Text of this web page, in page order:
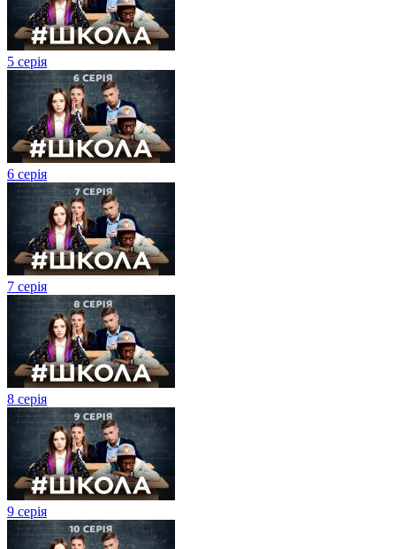
5 серія
6 серія
7 серія
8 серія
9 серія